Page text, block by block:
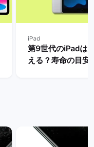
iPad
第9世代のiPadは
える？寿命の目安